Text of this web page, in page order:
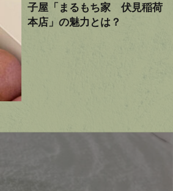
子屋「まるもち家 伏見稲荷
本店」の魅力とは？